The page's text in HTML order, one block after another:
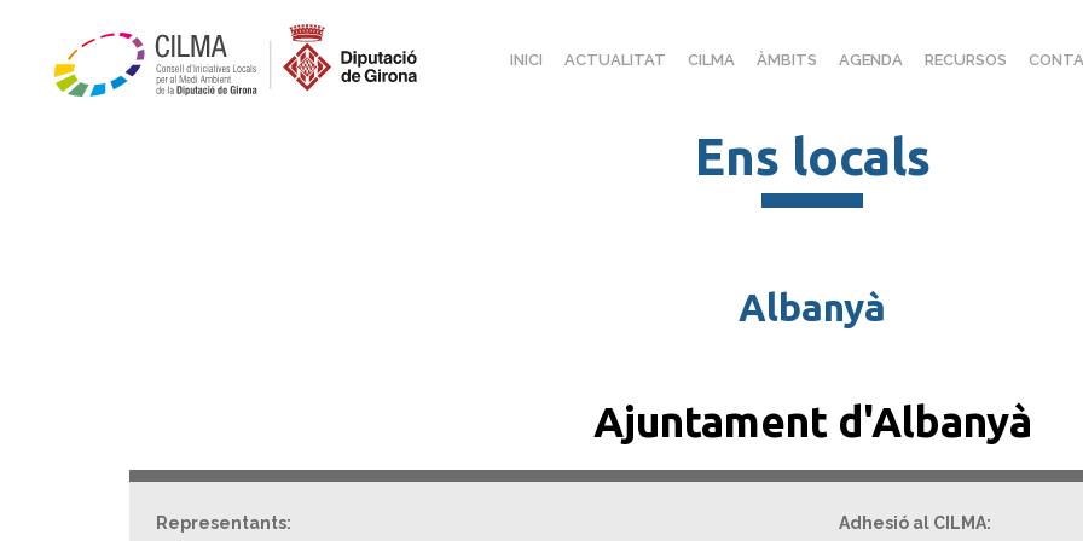
INICI ACTUALITAT CILMA ÀMBITS AGENDA RECURSOS
Ens locals
Albanyà
Ajuntament d'Albanyà
Representants: Adhesió al CILMA: